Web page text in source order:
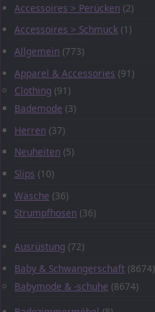
Accessoires > Perücken (2)
Accessoires > Schmuck (1)
Allgemein (773)
Apparel & Accessories (91)
Clothing (91)
Bademode (3)
Herren (37)
Neuheiten (5)
Slips (10)
Wäsche (36)
Strumpfhosen (36)
Ausrüstung (72)
Baby & Schwangerschaft (8674)
Babymode & -schuhe (8674)